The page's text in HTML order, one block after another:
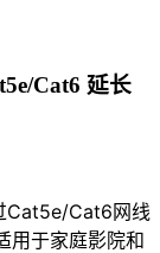
Cat6 延长
Cat5e/Cat6网线
用于家庭影院和